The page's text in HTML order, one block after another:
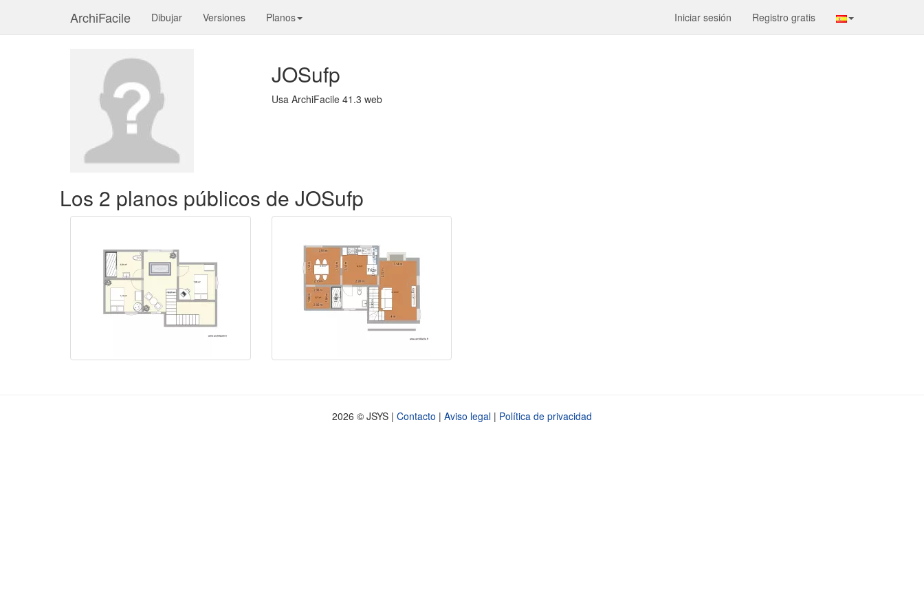
ArchiFacile Dibujar Versiones Planos Iniciar sesión Registro gratis
JOSufp
Usa ArchiFacile 41.3 web
Los 2 planos públicos de JOSufp
2026 © JSYS | Contacto | Aviso legal | Política de privacidad